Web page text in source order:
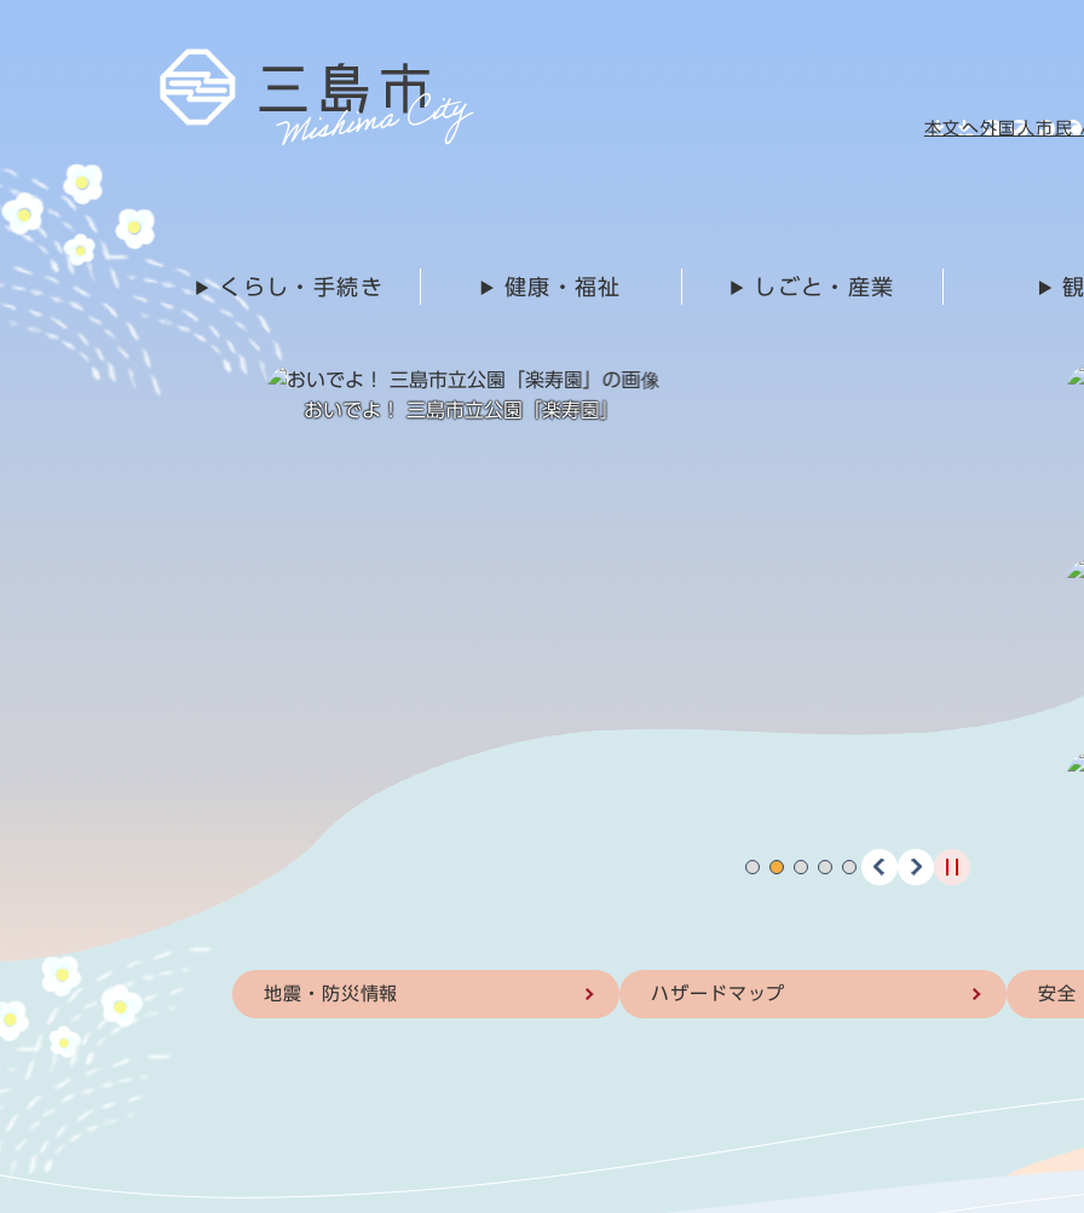
で
す
本文へ外国人市
くらし・手続き 健康・福祉 しごと・産業
おいでよ！ 三島市立公園「楽寿園」
文
地震・防災情報 ハザードマップ 安全